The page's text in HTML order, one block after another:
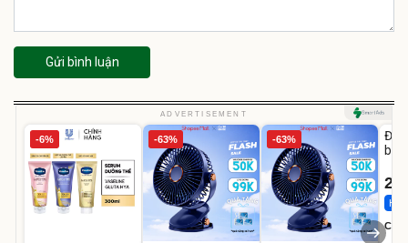
Gửi bình luận
ADVERTISEMENT
-6% -63% -63%
Đai
bé
Hot